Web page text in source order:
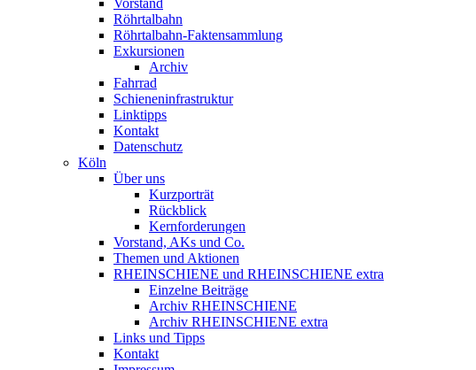
Vorstand
Röhrtalbahn
Röhrtalbahn-Faktensammlung
Exkursionen
Archiv
Fahrrad
Schieneninfrastruktur
Linktipps
Kontakt
Datenschutz
Köln
Über uns
Kurzporträt
Rückblick
Kernforderungen
Vorstand, AKs und Co.
Themen und Aktionen
RHEINSCHIENE und RHEINSCHIENE extra
Einzelne Beiträge
Archiv RHEINSCHIENE
Archiv RHEINSCHIENE extra
Links und Tipps
Kontakt